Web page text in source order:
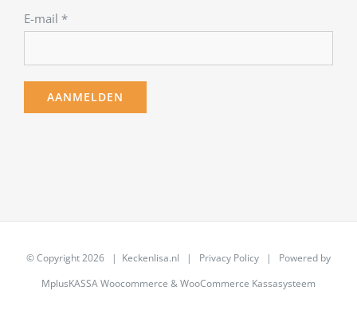
E-mail *
© Copyright2026 | Keckenlisa.nl | Privacy Policy | Powered by
MplusKASSA Woocommerce &WooCommerce Kassasysteem